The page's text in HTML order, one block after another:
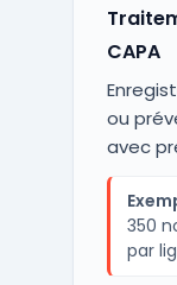
CAPA
ou
avec
350
par